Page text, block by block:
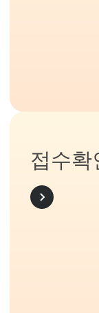
접수확
MORE